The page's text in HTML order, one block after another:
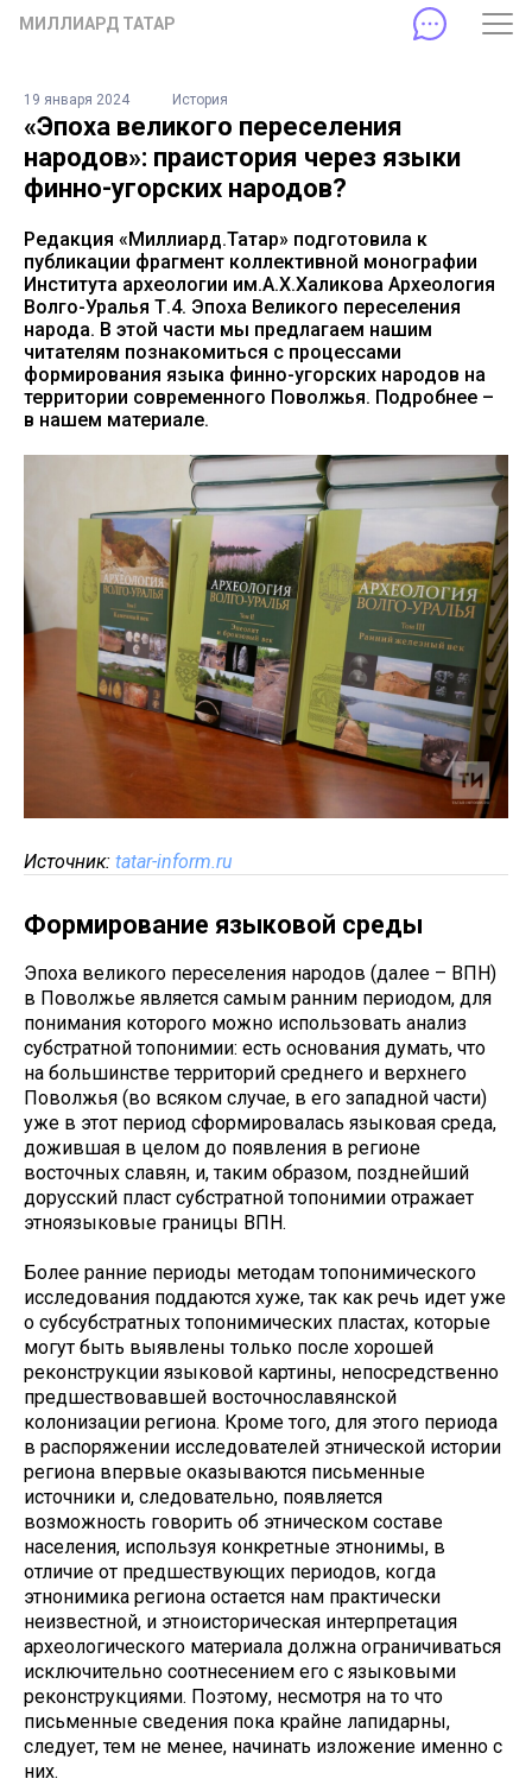
МИЛЛИАРД ТАТАР
19 января 2024 История
«Эпоха великого переселения
народов»: праистория через языки
финно-угорских народов?
Редакция «Миллиард.Татар» подготовила к
публикации фрагмент коллективной монографии
Института археологии им.А.Х.Халикова Археология
Волго-Уралья Т.4. Эпоха Великого переселения
народа. В этой части мы предлагаем нашим
читателям познакомиться с процессами
формирования языка финно-угорских народов на
территории современного Поволжья. Подробнее –
в нашем материале.
Источник: tatar-inform.ru
Формирование языковой среды
Эпоха великого переселения народов (далее – ВПН)
в Поволжье является самым ранним периодом, для
понимания которого можно использовать анализ
субстратной топонимии: есть основания думать, что
на большинстве территорий среднего и верхнего
Поволжья (во всяком случае, в его западной части)
уже в этот период сформировалась языковая среда,
дожившая в целом до появления в регионе
восточных славян, и, таким образом, позднейший
дорусский пласт субстратной топонимии отражает
этноязыковые границы ВПН.
Более ранние периоды методам топонимического
исследования поддаются хуже, так как речь идет уже
о субсубстратных топонимических пластах, которые
могут быть выявлены только после хорошей
реконструкции языковой картины, непосредственно
предшествовавшей восточнославянской
колонизации региона. Кроме того, для этого периода
в распоряжении исследователей этнической истории
региона впервые оказываются письменные
источники и, следовательно, появляется
возможность говорить об этническом составе
населения, используя конкретные этнонимы, в
отличие от предшествующих периодов, когда
этнонимика региона остается нам практически
неизвестной, и этноисторическая интерпретация
археологического материала должна ограничиваться
исключительно соотнесением его с языковыми
реконструкциями. Поэтому, несмотря на то что
письменные сведения пока крайне лапидарны,
следует, тем не менее, начинать изложение именно с
них.